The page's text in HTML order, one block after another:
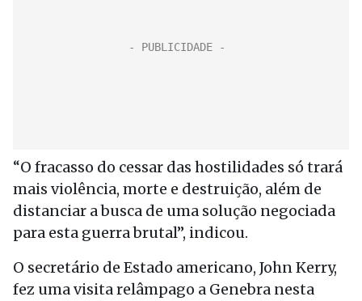
“O fracasso do cessar das hostilidades só trará
mais violência, morte e destruição, além de
distanciar a busca de uma solução negociada
para esta guerra brutal”, indicou.
O secretário de Estado americano, John Kerry,
fez uma visita relâmpago a Genebra nesta